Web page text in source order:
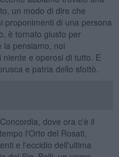
un modo di dire che
proponimenti di una persona
è tornato giusto per
la pensiamo, noi
e operosi di tutto. E
e patria dello sfottò.
dove ora c'è il
l'Orto del Rosati,
e l'eccidio dell'ultima